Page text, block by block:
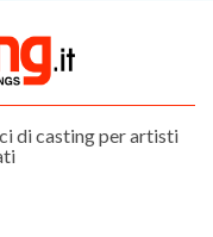
di casting per artisti